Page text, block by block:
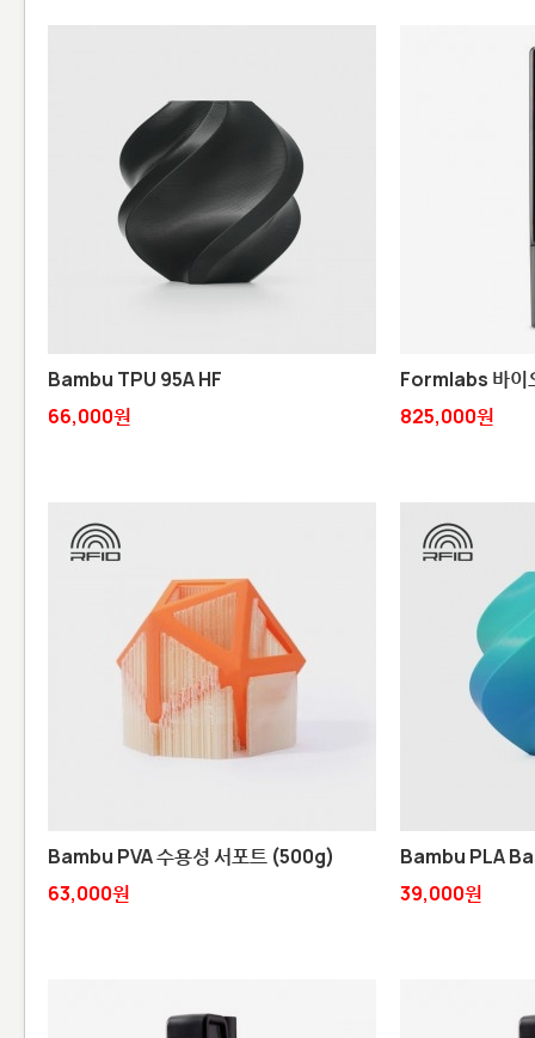
Bambu TPU 95A HF
66,000원
Formlabs 바이
825,000원
Bambu PVA 수용성 서포트 (500g)
63,000원
Bambu PLA
39,000원